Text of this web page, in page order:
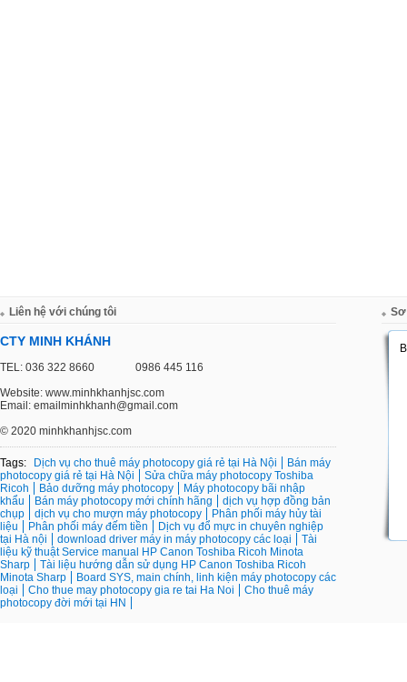
Liên hệ với chúng tôi
CTY MINH KHÁNH
TEL: 036 322 8660 0986 445 116
Website: www.minhkhanhjsc.com
Email: emailminhkhanh@gmail.com
© 2020 minhkhanhjsc.com
Tags: Dịch vụ cho thuê máy photocopy giá rẻ tại Hà Nội
Bán máy
photocopy giá rẻ tại Hà Nội
Sửa chữa máy photocopy Toshiba
Ricoh
Bảo dưỡng máy photocopy
Máy photocopy bãi nhập
khẩu
Bán máy photocopy mới chính hãng
dịch vụ hợp đồng bản
chụp
dịch vụ cho mượn máy photocopy
Phân phối máy hủy tài
liệu
Phân phối máy đếm tiền
Dịch vụ đổ mực in chuyên nghiệp
tại Hà nội
download driver máy in máy photocopy các loại
Tài
liệu kỹ thuật Service manual HP Canon Toshiba Ricoh Minota
Sharp
Tài liệu hướng dẫn sử dụng HP Canon Toshiba Ricoh
Minota Sharp
Board SYS, main chính, linh kiện máy photocopy các
loại
Cho thue may photocopy gia re tai Ha Noi
Cho thuê máy
photocopy đời mới tại HN